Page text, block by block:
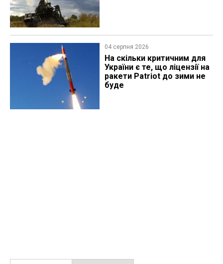
04 серпня 2026
На скільки критичним для
України є те, що ліцензії на
ракети Patriot до зими не
буде